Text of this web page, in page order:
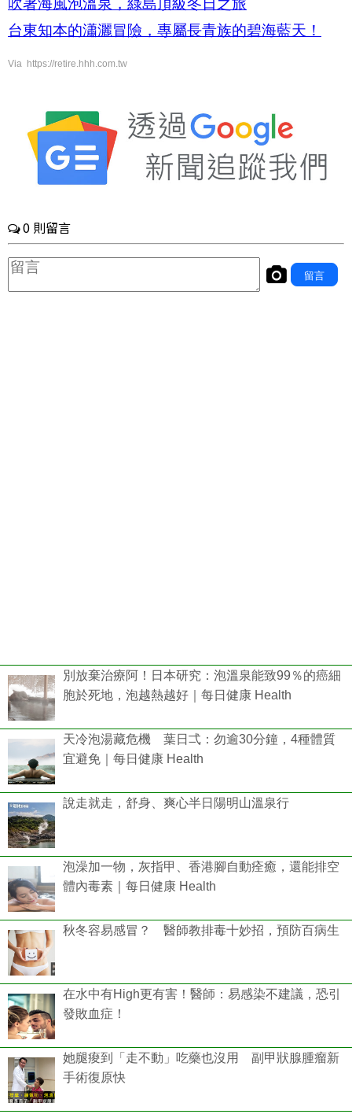
吹著海風泡溫泉，綠島頂級冬日之旅
台東知本的瀟灑冒險，專屬長青族的碧海藍天！
Via https://retire.hhh.com.tw
別放棄治療阿！日本研究：泡溫泉能致99％的癌細
胞於死地，泡越熱越好｜每日健康 Health
天冷泡湯藏危機 葉日弌：勿逾30分鐘，4種體質
宜避免｜每日健康 Health
說走就走，舒身、爽心半日陽明山溫泉行
泡澡加一物，灰指甲、香港腳自動痊癒，還能排空
體內毒素｜每日健康 Health
秋冬容易感冒？ 醫師教排毒十妙招，預防百病生
在水中有High更有害！醫師：易感染不建議，恐引
發敗血症！
她腿痠到「走不動」吃藥也沒用 副甲狀腺腫瘤新
手術復原快